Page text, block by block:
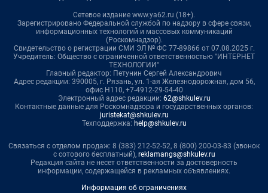
Сетевое издание www.ya62.ru (18+).
Зарегистрировано Федеральной службой по надзору в сфере связи,
информационных технологий и массовых коммуникаций
(Роскомнадзор).
Свидетельство о регистрации СМИ ЭЛ № ФС 77-89866 от 07.08.2025 г.
Учредитель: Общество с ограниченной ответственностью "ИНТЕРНЕТ
ТЕХНОЛОГИИ"
Главный редактор: Петунин Сергей Александрович
Адрес редакции: 390005, г. Рязань, ул. 1-ая Железнодорожная, дом 56,
офис Н110, +7-4912-29-54-40
Электронный адрес редакции: 62@shkulev.ru
Контактные данные для Роскомнадзора и государственных органов:
juristekat@shkulev.ru
Техподдержка: help@shkulev.ru
Связаться с отделом продаж: 8 (383) 212-52-52, 8 (800) 200-03-83 (звонок
с сотового бесплатный), reklamangs@shkulev.ru
Редакция сайта не несет ответственности за достоверность
информации, содержащейся в рекламных объявлениях.
Информация об ограничениях